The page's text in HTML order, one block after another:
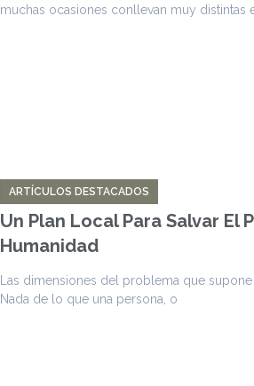
muchas ocasiones conllevan muy distintas
ARTÍCULOS DESTACADOS
Un Plan Local Para Salvar El
Humanidad
Las dimensiones del problema que
Nada de lo que una persona, o